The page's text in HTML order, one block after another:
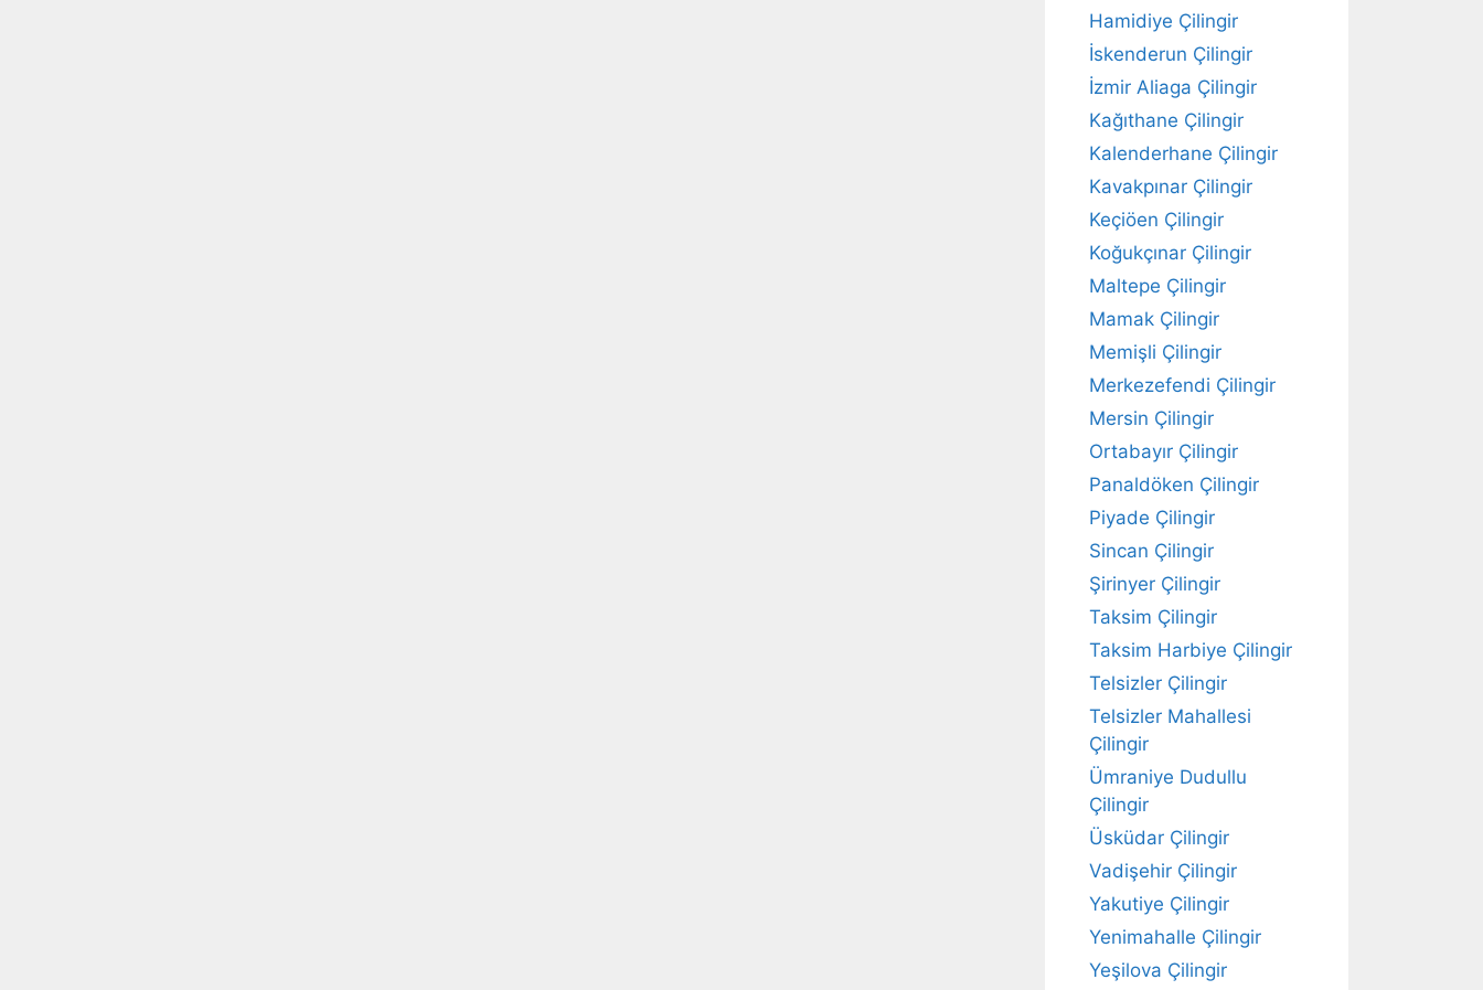
Hamidiye Çilingir
İskenderun Çilingir
İzmir Aliaga Çilingir
Kağıthane Çilingir
Kalenderhane Çilingir
Kavakpınar Çilingir
Keçiöen Çilingir
Koğukçınar Çilingir
Maltepe Çilingir
Mamak Çilingir
Memişli Çilingir
Merkezefendi Çilingir
Mersin Çilingir
Ortabayır Çilingir
Panaldöken Çilingir
Piyade Çilingir
Sincan Çilingir
Şirinyer Çilingir
Taksim Çilingir
Taksim Harbiye Çilingir
Telsizler Çilingir
Telsizler Mahallesi
Çilingir
Ümraniye Dudullu
Çilingir
Üsküdar Çilingir
Vadişehir Çilingir
Yakutiye Çilingir
Yenimahalle Çilingir
Yeşilova Çilingir